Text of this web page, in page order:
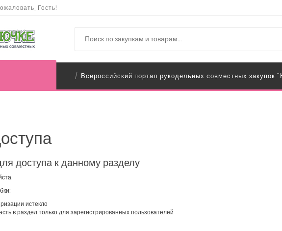
Гость!
/ Всероссийский портал рукодельных совместных закупок
доступа к данному разделу
истекло
в раздел только для зарегистрированных пользователей